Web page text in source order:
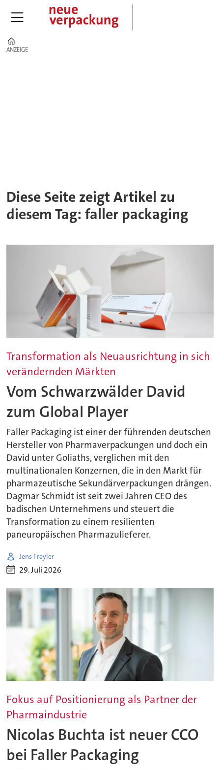
ANZEIGE
ANZEIGE
Diese Seite zeigt Artikel zu
diesem Tag: faller packaging
Transformation als Neuausrichtung in sich
verändernden Märkten
Vom Schwarzwälder David
zum Global Player
Faller Packaging ist einer der führenden deutschen
Hersteller von Pharmaverpackungen und doch ein
David unter Goliaths, verglichen mit den
multinationalen Konzernen, die in den Markt für
pharmazeutische Sekundärverpackungen drängen.
Dagmar Schmidt ist seit zwei Jahren CEO des
badischen Unternehmens und steuert die
Transformation zu einem resilienten
paneuropäischen Pharmazulieferer.
Jens Freyler
29. Juli 2026
Fokus auf Positionierung als Partner der
Pharmaindustrie
Nicolas Buchta ist neuer CCO
bei Faller Packaging